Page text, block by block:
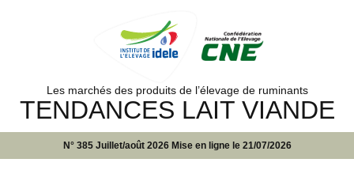
Les marchés des produits de l’élevage de ruminants
TENDANCES LAIT VIANDE
N° 385 Juillet/août 2026 Mise en ligne le 21/07/2026